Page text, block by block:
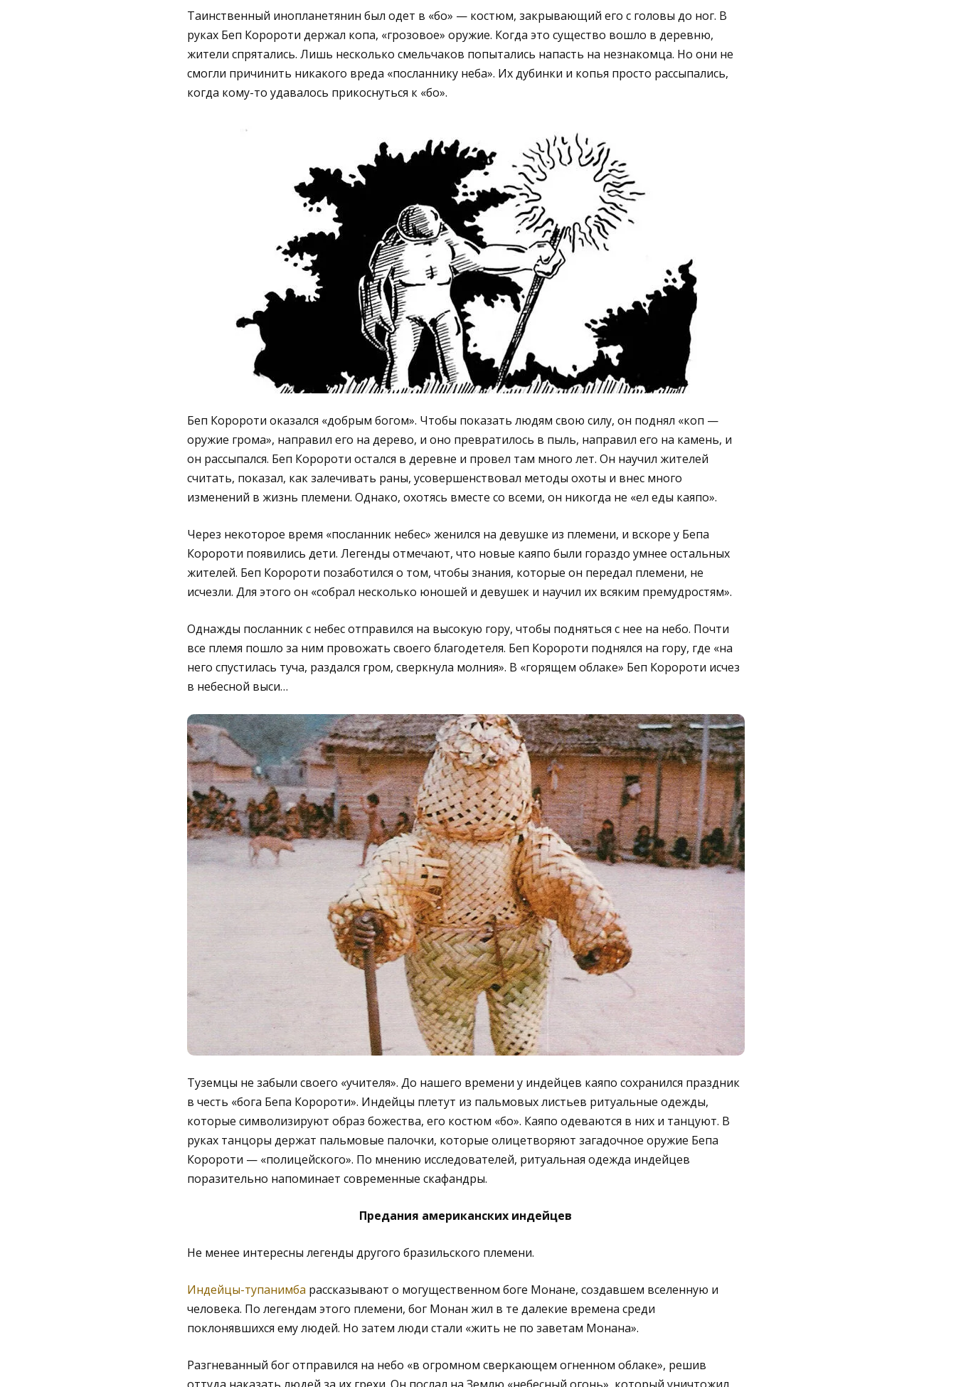
Таинственный инопланетянин был одет в «бо» — костюм, закрывающий его с головы до ног. В
руках Беп Коророти держал копа, «грозовое» оружие. Когда это существо вошло в деревню,
жители спрятались. Лишь несколько смельчаков попытались напасть на незнакомца. Но они не
смогли причинить никакого вреда «посланнику неба». Их дубинки и копья просто рассыпались,
когда кому-то удавалось прикоснуться к «бо».
Беп Коророти оказался «добрым богом». Чтобы показать людям свою силу, он поднял «коп —
оружие грома», направил его на дерево, и оно превратилось в пыль, направил его на камень, и
он рассыпался. Беп Коророти остался в деревне и провел там много лет. Он научил жителей
считать, показал, как залечивать раны, усовершенствовал методы охоты и внес много
изменений в жизнь племени. Однако, охотясь вместе со всеми, он никогда не «ел еды каяпо».
Через некоторое время «посланник небес» женился на девушке из племени, и вскоре у Бепа
Коророти появились дети. Легенды отмечают, что новые каяпо были гораздо умнее остальных
жителей. Беп Коророти позаботился о том, чтобы знания, которые он передал племени, не
исчезли. Для этого он «собрал несколько юношей и девушек и научил их всяким премудростям».
Однажды посланник с небес отправился на высокую гору, чтобы подняться с нее на небо. Почти
все племя пошло за ним провожать своего благодетеля. Беп Коророти поднялся на гору, где «на
него спустилась туча, раздался гром, сверкнула молния». В «горящем облаке» Беп Коророти исчез
в небесной выси…
Туземцы не забыли своего «учителя». До нашего времени у индейцев каяпо сохранился праздник
в честь «бога Бепа Коророти». Индейцы плетут из пальмовых листьев ритуальные одежды,
которые символизируют образ божества, его костюм «бо». Каяпо одеваются в них и танцуют. В
руках танцоры держат пальмовые палочки, которые олицетворяют загадочное оружие Бепа
Коророти — «полицейского». По мнению исследователей, ритуальная одежда индейцев
поразительно напоминает современные скафандры.
Предания американских индейцев
Не менее интересны легенды другого бразильского племени.
Индейцы-тупанимба рассказывают о могущественном боге Монане, создавшем вселенную и
человека. По легендам этого племени, бог Монан жил в те далекие времена среди
поклонявшихся ему людей. Но затем люди стали «жить не по заветам Монана».
Разгневанный бог отправился на небо «в огромном сверкающем огненном облаке», решив